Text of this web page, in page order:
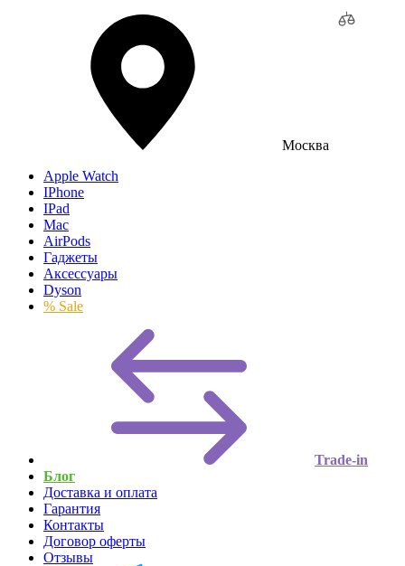
Москва
Apple Watch
IPhone
IPad
Mac
AirPods
Гаджеты
Аксессуары
Dyson
% Sale
Trade-in
Блог
Доставка и оплата
Гарантия
Контакты
Договор оферты
Отзывы